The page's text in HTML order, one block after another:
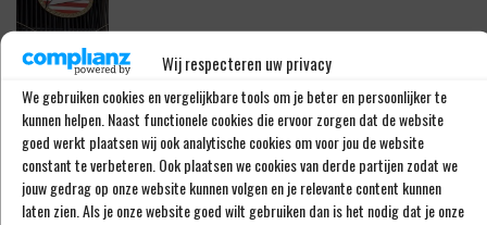
Wij respecteren uw privacy
We gebruiken cookies en vergelijkbare tools om je beter en persoonlijker te
kunnen helpen. Naast functionele cookies die ervoor zorgen dat de website
goed werkt plaatsen wij ook analytische cookies om voor jou de website
constant te verbeteren. Ook plaatsen we cookies van derde partijen zodat we
jouw gedrag op onze website kunnen volgen en je relevante content kunnen
laten zien. Als je onze website goed wilt gebruiken dan is het nodig dat je onze
‘PSV WIL ZICH GAAN VERSTERKEN MET 29-
JARIGE ADAMA CAMARA’
JOEL DROMMEL (29) TEKENT VOOR VIER